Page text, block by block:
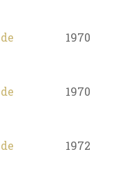
1970
1970
1972